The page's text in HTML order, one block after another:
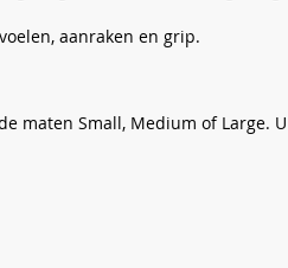
aanraken en grip.
maten Small, Medium of